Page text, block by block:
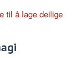
til å lage deilige